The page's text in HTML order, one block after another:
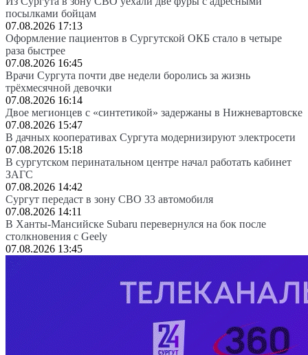
посылками бойцам
07.08.2026 17:13
Оформление пациентов в Сургутской ОКБ стало в четыре
раза быстрее
07.08.2026 16:45
Врачи Сургута почти две недели боролись за жизнь
трёхмесячной девочки
07.08.2026 16:14
Двое мегионцев с «синтетикой» задержаны в Нижневартовске
07.08.2026 15:47
В дачных кооперативах Сургута модернизируют электросети
07.08.2026 15:18
В сургутском перинатальном центре начал работать кабинет
ЗАГС
07.08.2026 14:42
Сургут передаст в зону СВО 33 автомобиля
07.08.2026 14:11
В Ханты-Мансийске Subaru перевернулся на бок после
столкновения с Geely
07.08.2026 13:45